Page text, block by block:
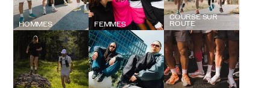
HOMMES FEMMES
COURSE SUR
ROUTE